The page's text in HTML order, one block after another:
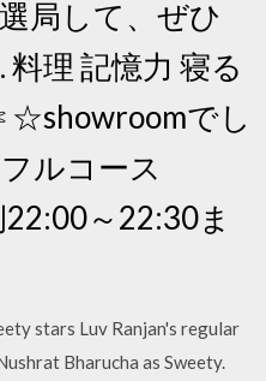
局して、ぜひ
理 記憶力 寝る
☆showroomでし
ルコース
～22:30ま
stars Luv Ranjan's regular
Bharucha as Sweety.